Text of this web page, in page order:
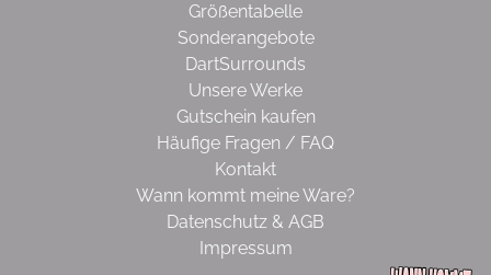
Größentabelle
Sonderangebote
DartSurrounds
Unsere Werke
Gutschein kaufen
Häufige Fragen / FAQ
Kontakt
Wann kommt meine Ware?
Datenschutz & AGB
Impressum